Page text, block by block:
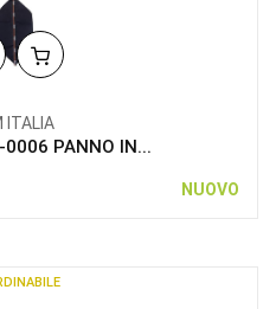
ITALIA
0006 PANNO IN...
NUOVO